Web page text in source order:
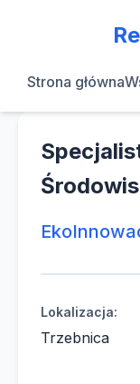
Strona główna
Lokalizacja:
Trzebnica